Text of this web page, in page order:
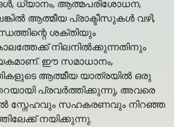
ധ്യാനം, ആത്മപരിശോധന,
ആത്മീയ പ്രാക്ടീസുകൾ വഴി,
ശക്തിയും
നിലനിൽക്കുന്നതിനും
ഈ സമാധാനം,
ആത്മീയ യാത്രയിൽ ഒരു
പ്രവർത്തിക്കുന്നു, അവരെ
സ്നേഹവും സഹകരണവും നിറഞ്ഞ
നയിക്കുന്നു.